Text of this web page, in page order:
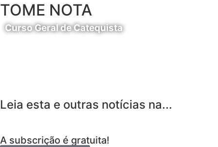
TOME NOTA
Curso Geral de Catequista
Leia esta e outras notícias na...
A subscrição é gratuita!